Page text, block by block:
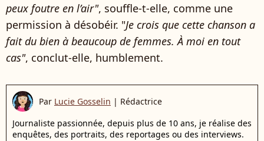
peux foutre en l’air", souffle-t-elle, comme une
permission à désobéir. "Je crois que cette chanson a
fait du bien à beaucoup de femmes. À moi en tout
cas", conclut-elle, humblement.
Par Lucie Gosselin | Rédactrice
Journaliste passionnée, depuis plus de 10 ans, je réalise des
enquêtes, des portraits, des reportages ou des interviews.